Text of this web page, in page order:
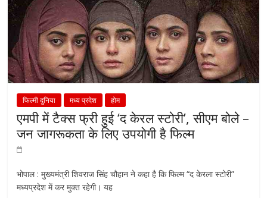
फिल्मी दुनिया मध्य प्रदेश होम
एमपी में टैक्स फ्री हुई ‘द केरल स्टोरी’, सीएम बोले –
जन जागरूकता के लिए उपयोगी है फिल्म
भोपाल : मुख्यमंत्री शिवराज सिंह चौहान ने कहा है कि फिल्म “द केरला स्टोरी”
मध्यप्रदेश में कर मुक्त रहेगी। यह